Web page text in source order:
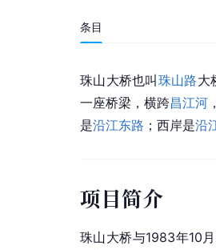
条目
珠山大桥也叫珠山路大
一座桥梁，横跨昌江河
是沿江东路 ；西岸是沿
项目简介
珠山大桥与1983年10